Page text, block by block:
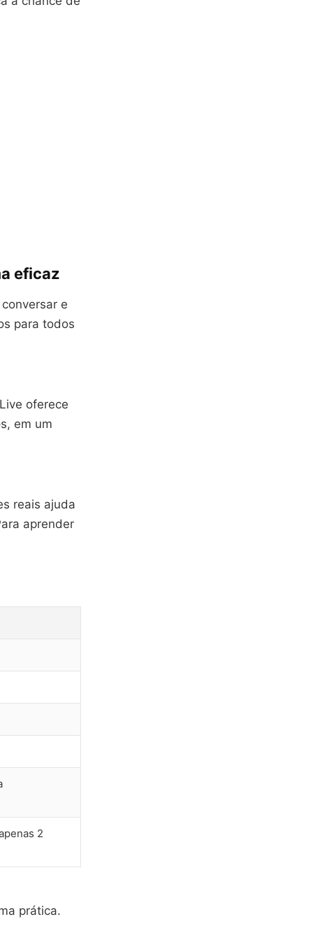
eficaz
e
para todos
oferece
em um
reais ajuda
aprender
2
prática.